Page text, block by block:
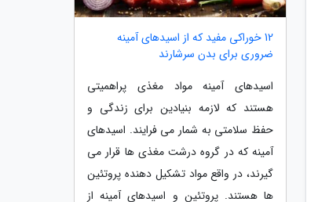
12 خوراکی مفید که از اسیدهای آمینه
ضروری برای بدن سرشارند
اسیدهای آمینه مواد مغذی پراهمیتی
هستند که لازمه بنیادین برای زندگی و
حفظ سلامتی به شمار می فرایند. اسیدهای
آمینه که در گروه درشت مغذی ها قرار می
گیرند، در واقع مواد تشکیل دهنده پروتئین
ها هستند. پروتئین و اسیدهای آمینه از